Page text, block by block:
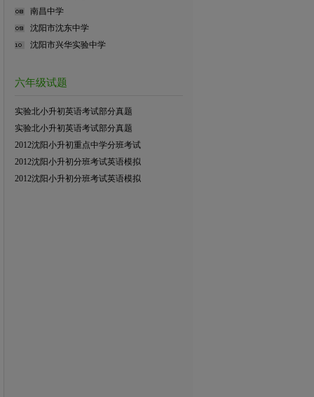
南昌中学
沈阳市沈东中学
沈阳市兴华实验中学
六年级试题
实验北小升初英语考试部分真题
实验北小升初英语考试部分真题
2012沈阳小升初重点中学分班考试
2012沈阳小升初分班考试英语模拟
2012沈阳小升初分班考试英语模拟